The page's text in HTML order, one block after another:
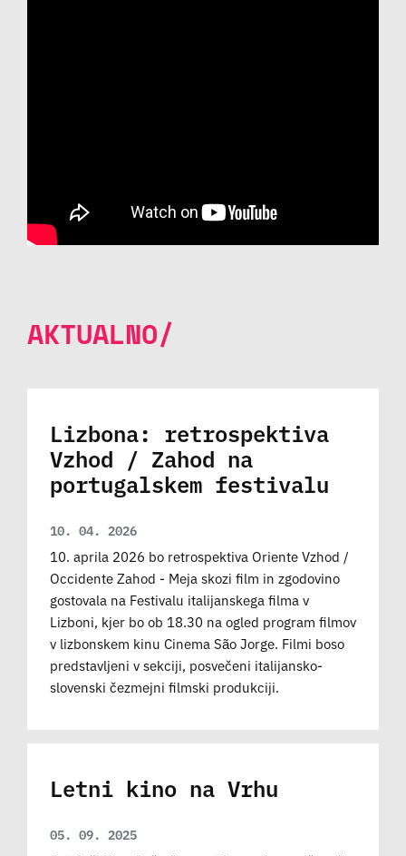
AKTUALNO/
Lizbona: retrospektiva
Vzhod / Zahod na
portugalskem festivalu
10. 04. 2026
10. aprila 2026 bo retrospektiva Oriente Vzhod /
Occidente Zahod - Meja skozi film in zgodovino
gostovala na Festivalu italijanskega filma v
Lizboni, kjer bo ob 18.30 na ogled program filmov
v lizbonskem kinu Cinema São Jorge. Filmi boso
predstavljeni v sekciji, posvečeni italijansko-
slovenski čezmejni filmski produkciji.
Letni kino na Vrhu
05. 09. 2025